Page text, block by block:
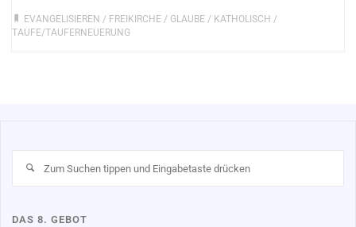
EVANGELISIEREN / FREIKIRCHE / GLAUBE / KATHOLISCH /
TAUFE/TAUFERNEUERUNG
DAS 8. GEBOT